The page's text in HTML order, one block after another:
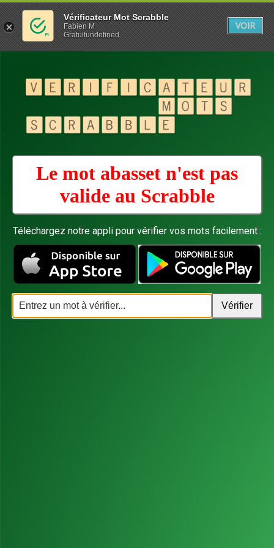
Le mot abasset n'est pas
valide au Scrabble
Téléchargez notre appli pour vérifier vos mots facilement :
Vérificateur Mot Scrabble
Fabien M
Gratuitundefined
VOIR